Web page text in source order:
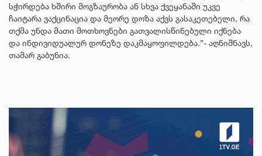
სჭირდება ხშირი მოგზაურობა ან სხვა ქვეყანაში უკვე
ჩაიტარა ვაქცინაცია და მეორე დოზა აქვს გასაკეთებელი, რა
თქმა უნდა მათი მოთხოვნები გათვალისწინებული იქნება
და ინდივიდუალურ დონეზე დაკმაყოფილდება.”- აღნიშნავს,
თამარ გაბუნია.